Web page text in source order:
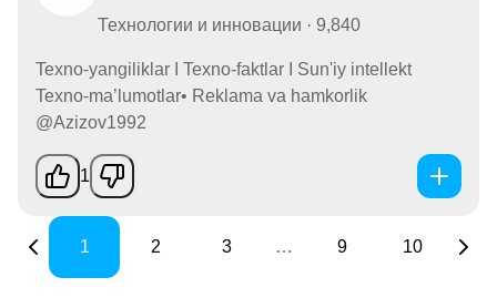
Технологии и инновации · 9,840
Texno-yangiliklar I Texno-faktlar I Sun'iy intellekt
Texno-ma’lumotlar• Reklama va hamkorlik
@Azizov1992
1
1 2 3 … 9 10